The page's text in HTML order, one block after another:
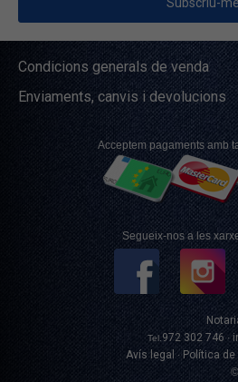
Condicions generals de venda
Enviaments, canvis i devolucions
Acceptem pagaments amb
Segueix-nos a les
Tel. 972 302 746 ·
Avís legal
· Política